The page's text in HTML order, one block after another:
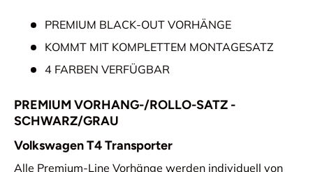
PREMIUM BLACK-OUT VORHÄNGE
KOMMT MIT KOMPLETTEM MONTAGESATZ
4 FARBEN VERFÜGBAR
PREMIUM VORHANG-/ROLLO-SATZ -
SCHWARZ/GRAU
Volkswagen T4 Transporter
Alle Premium-Line Vorhänge werden individuell von